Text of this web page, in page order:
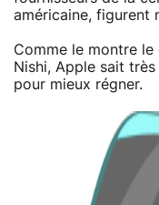
américaine, figurent
Comme le montre le
Nishi, Apple sait
pour mieux régner.